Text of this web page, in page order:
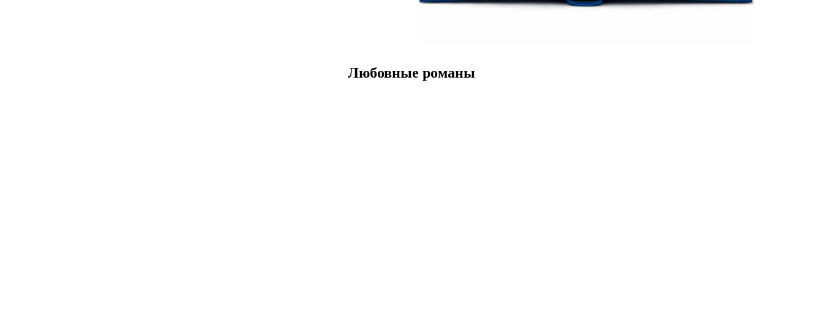
Любовные романы